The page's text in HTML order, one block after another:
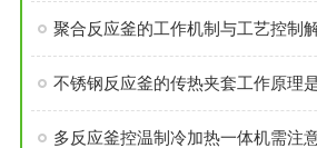
聚合反应釜的工作机制与工艺控制
不锈钢反应釜的传热夹套工作原理
多反应釜控温制冷加热一体机需注